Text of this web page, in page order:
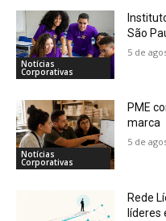
Notícias
Corporativas
São
5 de
Notícias
Corporativas
PME
marca
5 de
Rede
líderes